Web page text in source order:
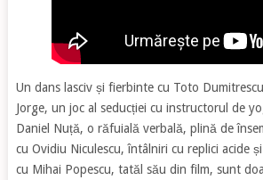
Un dans lasciv și fierbinte cu Toto
Jorge, un joc al seducției cu instructorul de
Daniel Nuță, o răfuială verbală, plină de
cu Ovidiu Niculescu, întâlniri cu replici acide
cu Mihai Popescu, tatăl său din film, sunt